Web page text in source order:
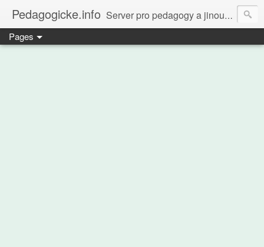
Pedagogicke.info Server pro pedagogy a jinou zvířenu
Pages